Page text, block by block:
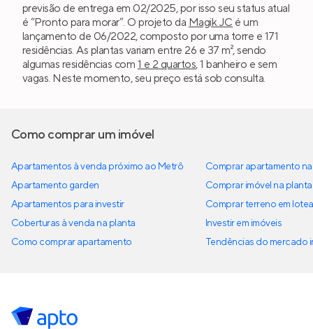
previsão de entrega em 02/2025, por isso seu status atual
é “Pronto para morar”. O projeto da Magik JC é um
lançamento de 06/2022, composto por uma torre e 171
residências. As plantas variam entre 26 e 37 m², sendo
algumas residências com 1 e 2 quartos, 1 banheiro e sem
vagas. Neste momento, seu preço está sob consulta.
Como comprar um imóvel
Apartamentos à venda próximo ao Metrô
Apartamento garden
Apartamentos para investir
Coberturas à venda na planta
Como comprar apartamento
Comprar apartamento
Comprar imóvel na planta
Comprar terreno em
Investir em imóveis
Tendências do mercado